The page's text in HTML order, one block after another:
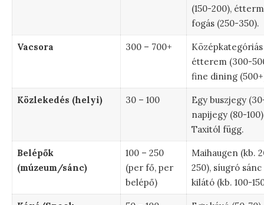
(150-200),
fogás (250-350).
Vacsora 300 – 700+
Középkategóriás
étterem (300-
fine dining
Közlekedés (helyi) 30 – 100
Egy buszjegy
napijegy (80-
Taxitól függ.
Belépők
(múzeum/sánc)
100 – 250
(per fő, per
belépő)
Maihaugen (kb.
250), síugró sánc
kilátó (kb. 100-